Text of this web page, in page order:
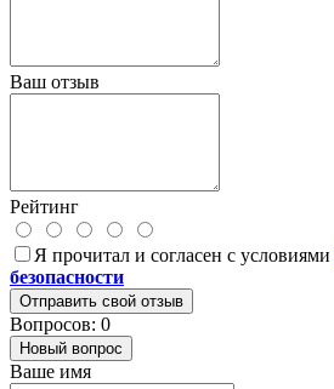
Ваш отзыв
Рейтинг
Я прочитал и согласен с условиями
безопасности
Отправить свой отзыв
Вопросов: 0
Новый вопрос
Ваше имя